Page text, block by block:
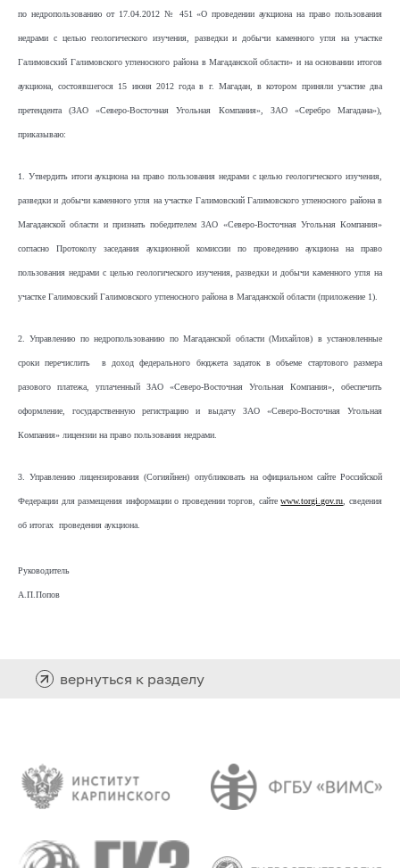
по недропользованию от 17.04.2012 № 451 «О проведении аукциона на право пользования
недрами с целью геологического изучения, разведки и добычи каменного угля на участке
Галимовский Галимовского угленосного района в Магаданской области» и на основании итогов
аукциона, состоявшегося 15 июня 2012 года в г. Магадан, в котором приняли участие два
претендента (ЗАО «Северо-Восточная Угольная Компания», ЗАО «Серебро Магадана»),
приказываю:
1. Утвердить итоги аукциона на право пользования недрами с целью геологического изучения,
разведки и добычи каменного угля на участке Галимовский Галимовского угленосного района в
Магаданской области и признать победителем ЗАО «Северо-Восточная Угольная Компания»
согласно Протоколу заседания аукционной комиссии по проведению аукциона на право
пользования недрами с целью геологического изучения, разведки и добычи каменного угля на
участке Галимовский Галимовского угленосного района в Магаданской области (приложение 1).
2. Управлению по недропользованию по Магаданской области (Михайлов) в установленные
сроки перечислить в доход федерального бюджета задаток в объеме стартового размера
разового платежа, уплаченный ЗАО «Северо-Восточная Угольная Компания», обеспечить
оформление, государственную регистрацию и выдачу ЗАО «Северо-Восточная Угольная
Компания» лицензии на право пользования недрами.
3. Управлению лицензирования (Согияйнен) опубликовать на официальном сайте Российской
Федерации для размещения информации о проведении торгов, сайтеwww.torgi.gov.ru , сведения
об итогах проведения аукциона.
Руководитель
А.П.Попов
вернуться к разделу